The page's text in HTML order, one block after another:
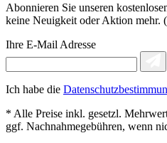
Abonnieren Sie unseren
keine Neuigkeit oder Aktion mehr.
Ihre E-Mail Adresse
Ich habe die
* Alle Preise inkl. gesetzl.
ggf. Nachnahmegebühren, wenn